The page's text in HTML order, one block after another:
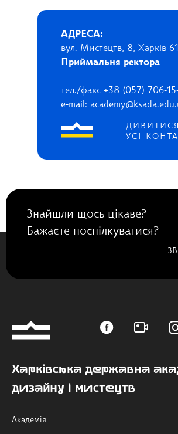
АДРЕСА:
вул. Мистецтв, 8, Харків
Приймальня ректора
тел./факс +38 (057) 706-
e-mail:
ДИВИТИСЯ
УСІ
Знайшли щось цікаве?
Бажаєте поспілкуватися?
Харківська державна
дизайну і мистецтв
Академія